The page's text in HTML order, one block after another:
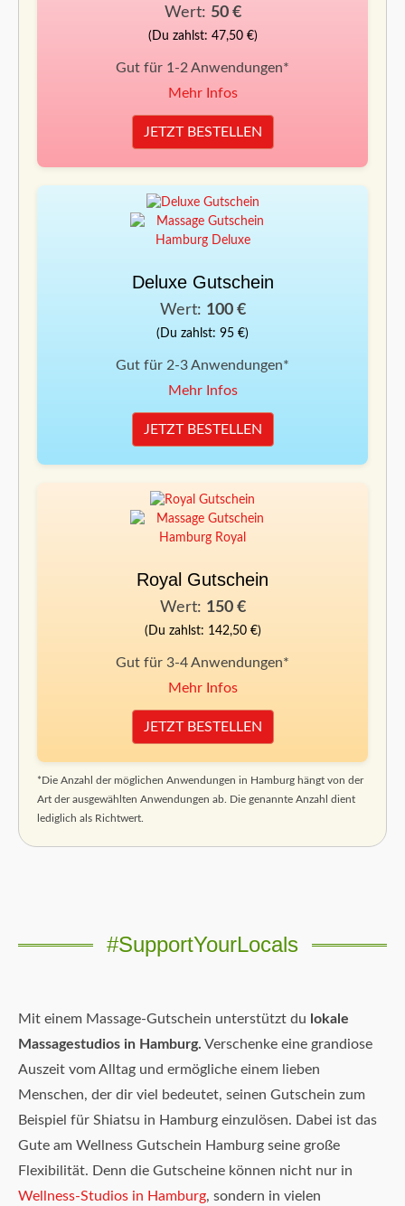
Wert: 50 €
(Du zahlst: 47,50 €)
Gut für 1-2 Anwendungen*
Mehr Infos
JETZT BESTELLEN
Deluxe Gutschein
Wert: 100 €
(Du zahlst: 95 €)
Gut für 2-3 Anwendungen*
Mehr Infos
JETZT BESTELLEN
Royal Gutschein
Wert: 150 €
(Du zahlst: 142,50 €)
Gut für 3-4 Anwendungen*
Mehr Infos
JETZT BESTELLEN
*Die Anzahl der möglichen Anwendungen in Hamburg hängt von der
Art der ausgewählten Anwendungen ab. Die genannte Anzahl dient
lediglich als Richtwert.
#SupportYourLocals
Mit einem Massage-Gutschein unterstützt du lokale
Massagestudios in Hamburg. Verschenke eine grandiose
Auszeit vom Alltag und ermögliche einem lieben
Menschen, der dir viel bedeutet, seinen Gutschein zum
Beispiel für Shiatsu in Hamburg einzulösen. Dabei ist das
Gute am Wellness Gutschein Hamburg seine große
Flexibilität. Denn die Gutscheine können nicht nur in
Wellness-Studios in Hamburg, sondern in vielen